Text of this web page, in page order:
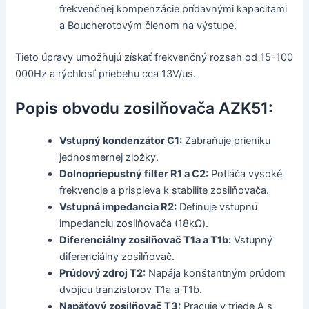
frekvenčnej kompenzácie prídavnými kapacitami
a Boucherotovým členom na výstupe.
Tieto úpravy umožňujú získať frekvenčný rozsah od 15-100
000Hz a rýchlosť priebehu cca 13V/us.
Popis obvodu zosilňovača AZK51:
Vstupný kondenzátor C1: Zabraňuje prieniku
jednosmernej zložky.
Dolnopriepustný filter R1 a C2: Potláča vysoké
frekvencie a prispieva k stabilite zosilňovača.
Vstupná impedancia R2: Definuje vstupnú
impedanciu zosilňovača (18kΩ).
Diferenciálny zosilňovač T1a a T1b: Vstupný
diferenciálny zosilňovač.
Prúdový zdroj T2: Napája konštantným prúdom
dvojicu tranzistorov T1a a T1b.
Napäťový zosilňovač T3: Pracuje v triede A s